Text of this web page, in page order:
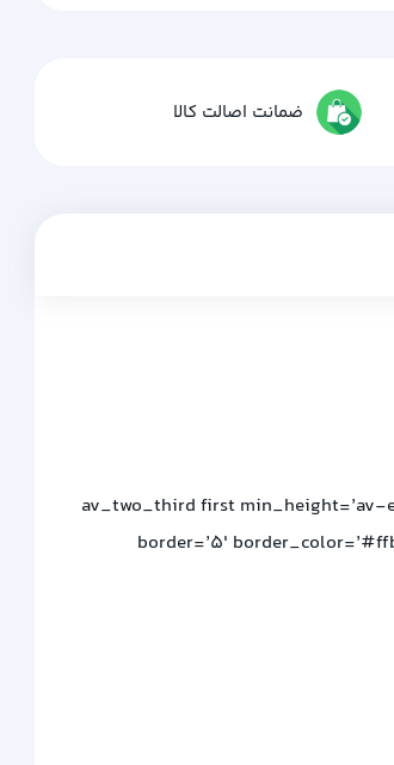
ضمانت اصالت کالا
[av_two_third first min_height=’av-
border=’5′